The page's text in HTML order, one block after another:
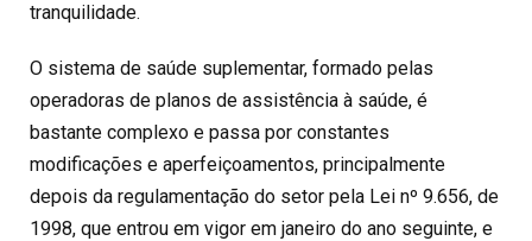
tranquilidade.
O sistema de saúde suplementar, formado pelas
operadoras de planos de assistência à saúde, é
bastante complexo e passa por constantes
modificações e aperfeiçoamentos, principalmente
depois da regulamentação do setor pela Lei nº 9.656, de
1998, que entrou em vigor em janeiro do ano seguinte, e